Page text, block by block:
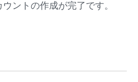
ントの作成が完了です。